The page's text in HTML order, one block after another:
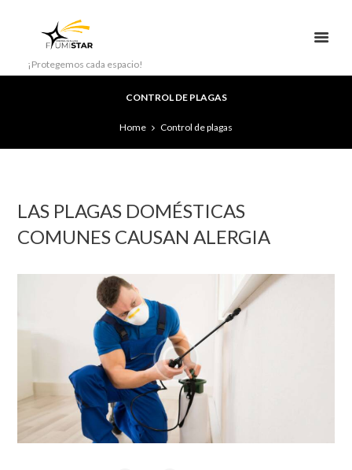
¡Protegemos cada espacio!
CONTROL DE PLAGAS
Home Control de plagas
LAS PLAGAS DOMÉSTICAS
COMUNES CAUSAN ALERGIA